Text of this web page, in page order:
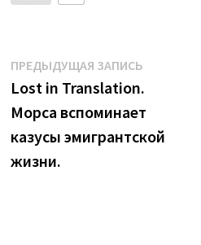
Навигация
по
записям
ПРЕДЫДУЩАЯ ЗАПИСЬ
Lost in Translation.
Морса вспоминает
казусы эмигрантской
жизни.